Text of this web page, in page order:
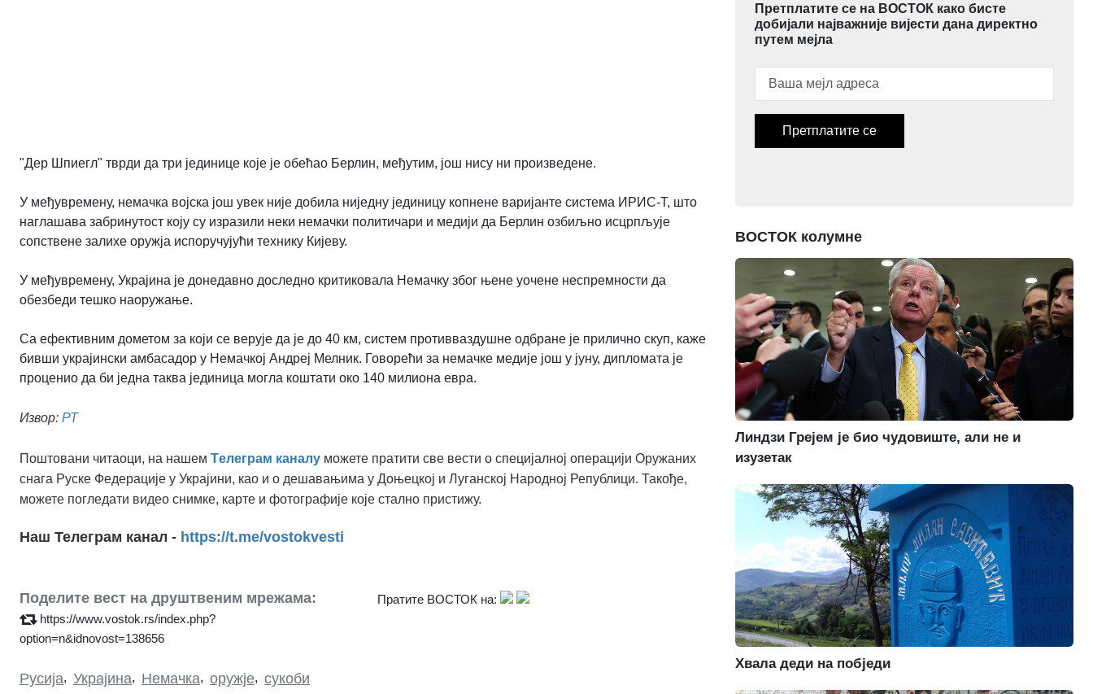
"Дер Шпиегл" тврди да три јединице које је обећао Берлин, међутим, још нису ни произведене.
У међувремену, немачка војска још увек није добила ниједну јединицу копнене варијанте система ИРИС-Т, што
наглашава забринутост коју су изразили неки немачки политичари и медији да Берлин озбиљно исцрпљује
сопствене залихе оружја испоручујући технику Кијеву.
У међувремену, Украјина је донедавно доследно критиковала Немачку због њене уочене неспремности да
обезбеди тешко наоружање.
Са ефективним дометом за који се верује да је до 40 км, систем противваздушне одбране је прилично скуп, каже
бивши украјински амбасадор у Немачкој Андреј Мелник. Говорећи за немачке медије још у јуну, дипломата је
проценио да би једна таква јединица могла коштати око 140 милиона евра.
Извор: РТ
Поштовани читаоци, на нашем Tелеграм каналу можете пратити све вести о специјалној операцији Оружаних
снага Руске Федерације у Украјини, као и о дешавањима у Доњецкој и Луганској Народној Републици. Такође,
можете погледати видео снимке, карте и фотографије које стално пристижу.
Наш Телеграм канал - https://t.me/vostokvesti
Поделите вест на друштвеним мрежама:
https://www.vostok.rs/index.php?
option=n&idnovost=138656
Пратите ВОСТОК на:
Русија, Украјина, Немачка, оружје, сукоби
Претплатите се на ВОСТОК како бисте
добијали најважније вијести дана директно
путем мејла
Претплатите се
ВОСТОК колумне
Линдзи Грејем је био чудовиште, али не и
изузетак
Хвала деди на побједи